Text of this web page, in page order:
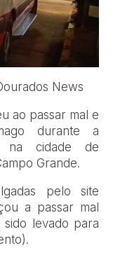
News
ao passar mal e
durante a
na cidade de
Grande.
pelo site
a passar mal
levado para